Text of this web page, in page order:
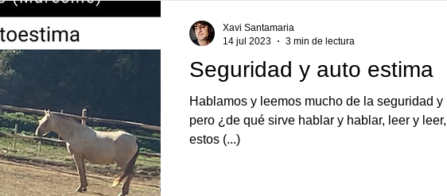
Seguridad y auto estima
Hablamos y leemos mucho de la seguridad y
pero ¿de qué sirve hablar y hablar, leer y
estos (...)
Xavi Santamaria
14 jul 2023
3 min de lectura